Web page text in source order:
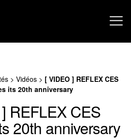
> Vidéos > [ VIDEO ] REFLEX CES
its 20th anniversary
REFLEX CES
20th anniversary